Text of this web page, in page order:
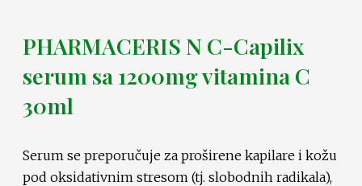
PHARMACERIS N C-Capilix
serum sa 1200mg vitamina C
30ml
Serum se preporučuje za proširene kapilare i kožu
pod oksidativnim stresom (tj. slobodnih radikala),